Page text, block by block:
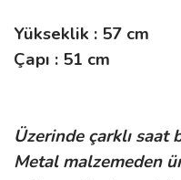
Yükseklik : 57 cm
Çapı : 51 cm
Üzerinde çarklı saat
Metal malzemeden